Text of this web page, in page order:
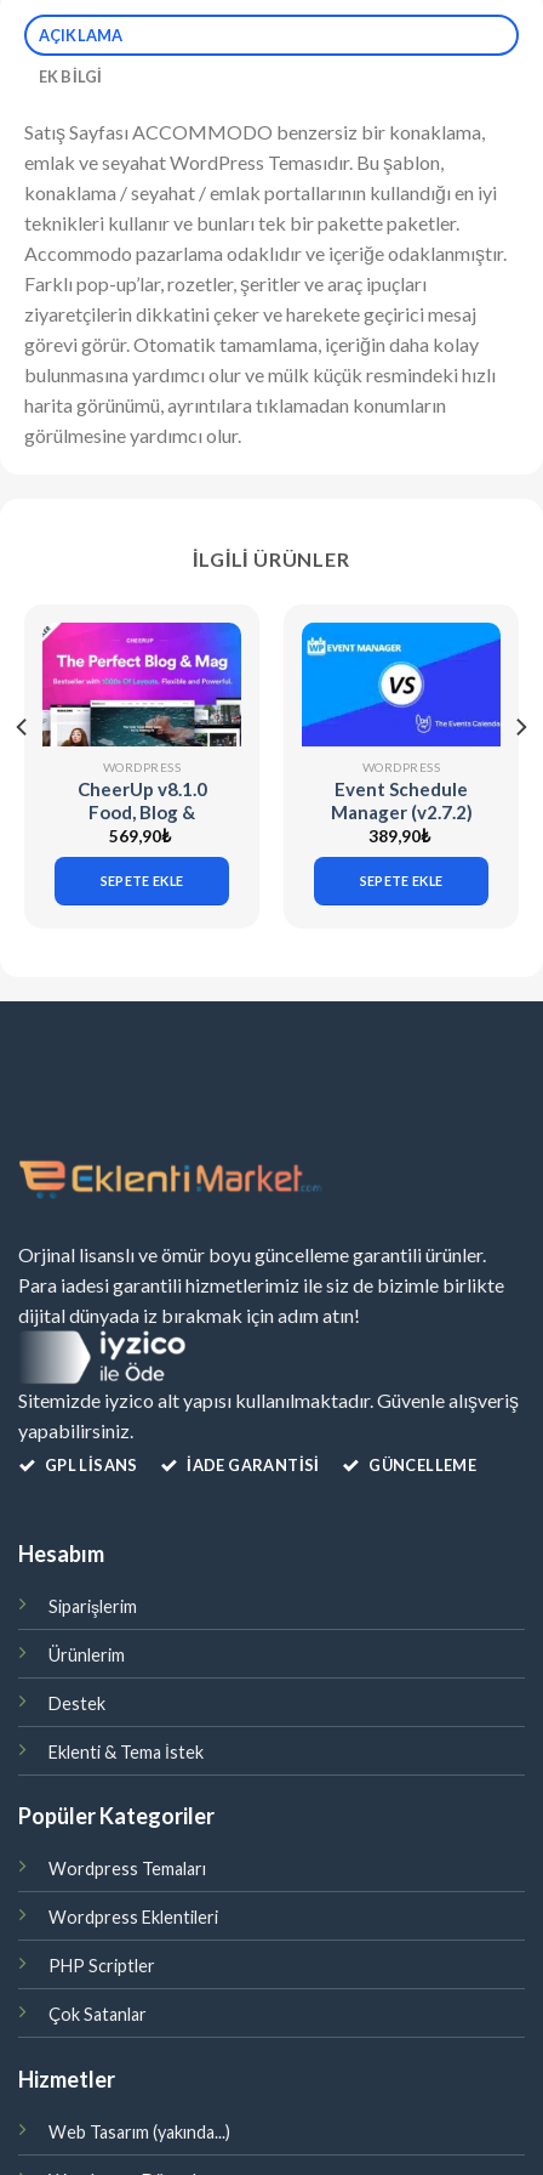
AÇIKLAMA
EK BILGI
Satış Sayfası ACCOMMODO benzersiz bir konaklama,
emlak ve seyahat WordPress Temasıdır. Bu şablon,
konaklama / seyahat / emlak portallarının kullandığı en iyi
teknikleri kullanır ve bunları tek bir pakette paketler.
Accommodo pazarlama odaklıdır ve içeriğe odaklanmıştır.
Farklı pop-up’lar, rozetler, şeritler ve araç ipuçları
ziyaretçilerin dikkatini çeker ve harekete geçirici mesaj
görevi görür. Otomatik tamamlama, içeriğin daha kolay
bulunmasına yardımcı olur ve mülk küçük resmindeki hızlı
harita görünümü, ayrıntılara tıklamadan konumların
görülmesine yardımcı olur.
İLGILI ÜRÜNLER
WORDPRESS
CheerUp v8.1.0
Food, Blog &
Magazine
569,90₺
SEPETE EKLE
WORDPRESS
Event Schedule
Manager (v2.7.2)
The Events
Calendar
389,90₺
SEPETE EKLE
Orjinal lisanslı ve ömür boyu güncelleme garantili ürünler.
Para iadesi garantili hizmetlerimiz ile siz de bizimle birlikte
dijital dünyada iz bırakmak için adım atın!
Sitemizde iyzico alt yapısı kullanılmaktadır. Güvenle alışveriş
yapabilirsiniz.
GPL LISANS İADE GARANTİSİ GÜNCELLEME
Hesabım
Siparişlerim
Ürünlerim
Destek
Eklenti & Tema İstek
Popüler Kategoriler
Wordpress Temaları
Wordpress Eklentileri
PHP Scriptler
Çok Satanlar
Hizmetler
Web Tasarım (yakında...)